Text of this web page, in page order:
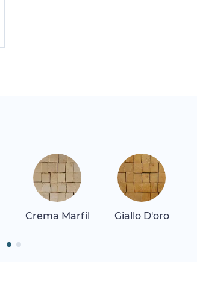
Crema Marfil Giallo D'oro